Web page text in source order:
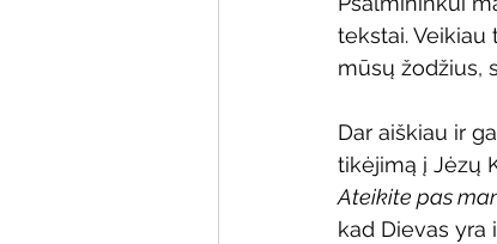
tekstai. Veikiau
mūsų žodžius,
Dar aiškiau ir
tikėjimą į Jėzų
Ateikite pas
kad Dievas yra